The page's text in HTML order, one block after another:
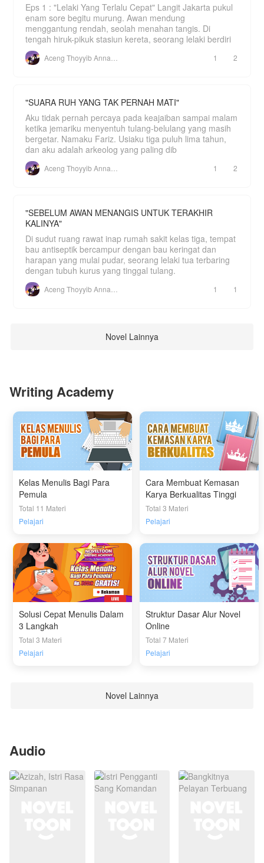
Eps 1 : "Lelaki Yang Terlalu Cepat" Langit Jakarta pukul
enam sore begitu murung. Awan mendung
menggantung rendah, seolah menahan tangis. Di
tengah hiruk-pikuk stasiun kereta, seorang lelaki berdiri
1 2
"SUARA RUH YANG TAK PERNAH MATI"
Aku tidak pernah percaya pada keajaiban sampai malam
ketika jemariku menyentuh tulang-belulang yang masih
bergetar. Namaku Fariz. Usiaku tiga puluh lima tahun,
dan aku adalah arkeolog yang paling dib
1 2
"SEBELUM AWAN MENANGIS UNTUK TERAKHIR
KALINYA"
Di sudut ruang rawat inap rumah sakit kelas tiga, tempat
bau antiseptik bercampur dengan bau keringat dan
harapan yang mulai pudar, seorang lelaki tua terbaring
dengan tubuh kurus yang tinggal tulang.
1 1
Novel Lainnya
Writing Academy
Kelas Menulis Bagi Para
Pemula
Total 11 Materi
Pelajari
Cara Membuat Kemasan
Karya Berkualitas Tinggi
Total 3 Materi
Pelajari
Solusi Cepat Menulis Dalam
3 Langkah
Total 3 Materi
Pelajari
Struktur Dasar Alur Novel
Online
Total 7 Materi
Pelajari
Novel Lainnya
Audio